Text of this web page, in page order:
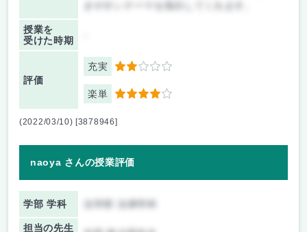
授業を
受けた時期
評価
充実 2
楽単 4
(2022/03/10) [3878946]
naoya さんの授業評価
学部 学科
担当の先生